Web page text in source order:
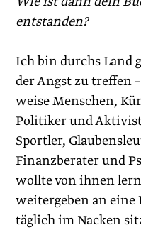
entstanden?
Ich bin durchs Land
der Angst zu treffen
weise Menschen,
Politiker und
Sportler,
Finanzberater und
wollte von ihnen
weitergeben an eine
täglich im Nacken